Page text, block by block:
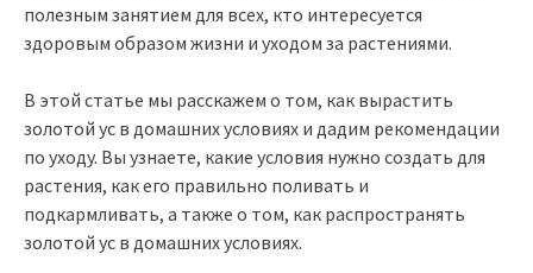
полезным занятием для всех, кто интересуется
здоровым образом жизни и уходом за растениями.
В этой статье мы расскажем о том, как вырастить
золотой ус в домашних условиях и дадим рекомендации
по уходу. Вы узнаете, какие условия нужно создать для
растения, как его правильно поливать и
подкармливать, а также о том, как распространять
золотой ус в домашних условиях.